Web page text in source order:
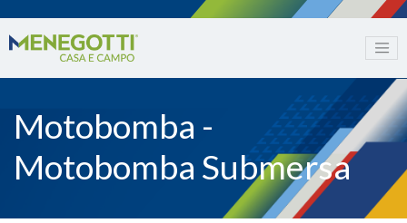
Motobomba -
Motobomba Submersa